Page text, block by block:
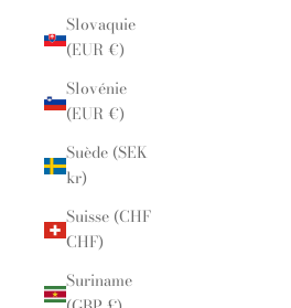
Slovaquie
(EUR €)
Slovénie
(EUR €)
Suède (SEK
kr)
Suisse (CHF
CHF)
Suriname